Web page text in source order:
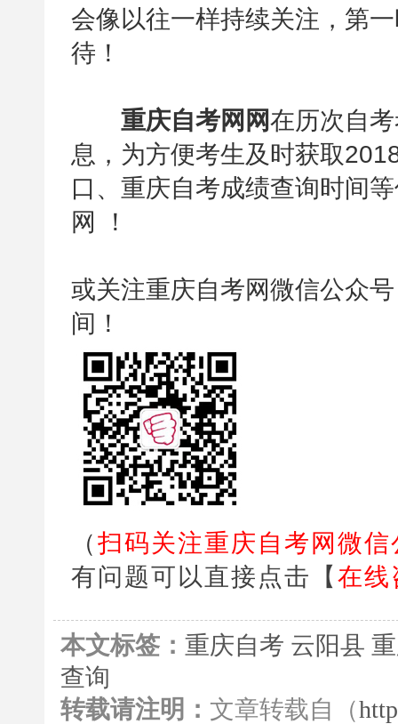
会像以往一样持续关注，第
待！
重庆自考网网在历次自
息，为方便考生及时获取
口、重庆自考成绩查询时间
网 ！
或关注重庆自考网微信公众
间！
（扫码关注重庆自考网微信
有问题可以直接点击【 在线
本文标签： 重庆自考 云阳县
查询
转载请注明： 文章转载自（